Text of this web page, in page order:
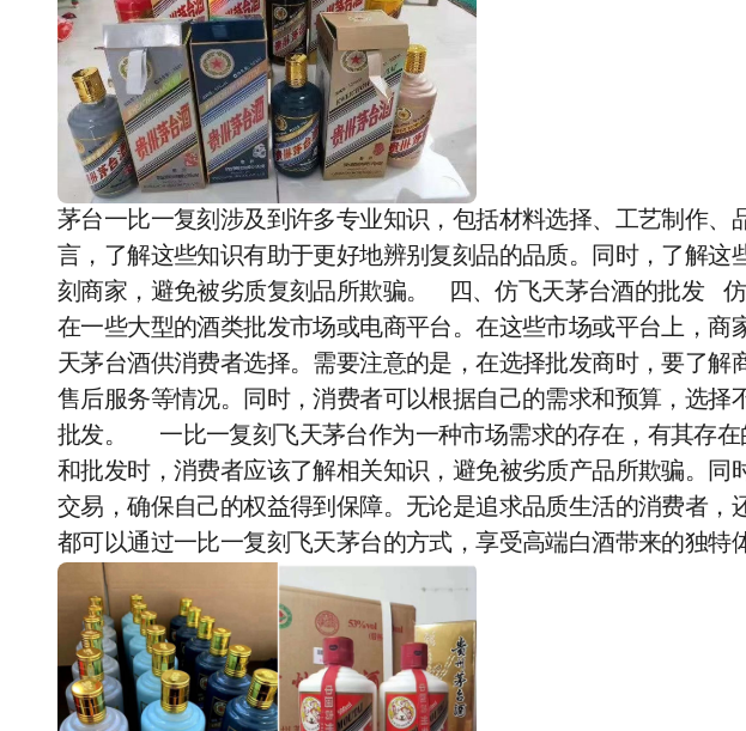
茅台一比一复刻涉及到许多专业知识，包括材料选择、工艺制作、
言，了解这些知识有助于更好地辨别复刻品的品质。同时，了解这
刻商家，避免被劣质复刻品所欺骗。 四、仿飞天茅台酒的批发
在一些大型的酒类批发市场或电商平台。在这些市场或平台上，商
天茅台酒供消费者选择。需要注意的是，在选择批发商时，要了解
售后服务等情况。同时，消费者可以根据自己的需求和预算，选择
批发。 一比一复刻飞天茅台作为一种市场需求的存在，有其存在
和批发时，消费者应该了解相关知识，避免被劣质产品所欺骗。同
交易，确保自己的权益得到保障。无论是追求品质生活的消费者，
都可以通过一比一复刻飞天茅台的方式，享受高端白酒带来的独特